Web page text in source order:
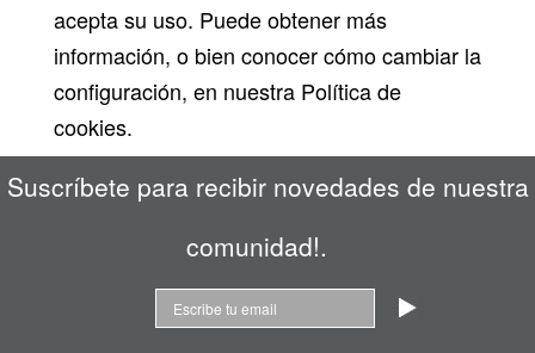
acepta su uso. Puede obtener más
información, o bien conocer cómo cambiar la
configuración, en nuestra Política de
cookies.
Suscríbete para recibir novedades de nuestra
comunidad!.